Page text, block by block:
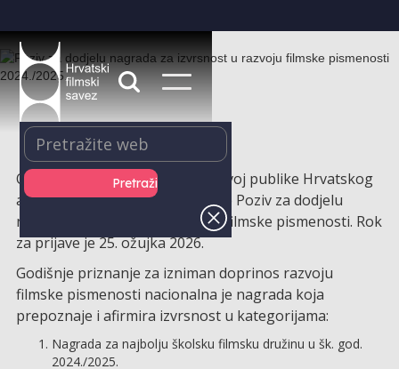
Odjel za filmsku pismenost i razvoj publike Hrvatskog
audiovizualnog centra objavio je Poziv za dodjelu
nagrada za izvrsnost u razvoju filmske pismenosti. Rok
za prijave je 25. ožujka 2026.
Godišnje priznanje za izniman doprinos razvoju
filmske pismenosti nacionalna je nagrada koja
prepoznaje i afirmira izvrsnost u kategorijama:
Nagrada za najbolju školsku filmsku družinu u šk. god.
2024./2025.